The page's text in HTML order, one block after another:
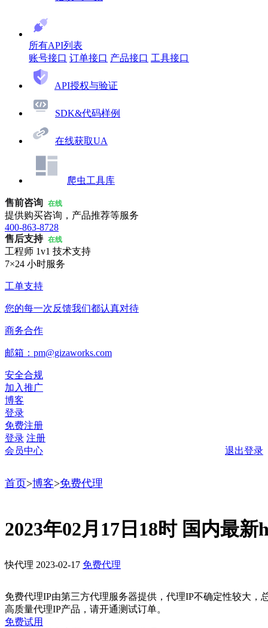
所有API列表
账号接口 订单接口 产品接口 工具接口
API授权与验证
SDK&代码样例
在线获取UA
爬虫工具库
售前咨询 在线
提供购买咨询，产品推荐等服务
400-863-8728
售后支持 在线
工程师 1v1 技术支持
7×24 小时服务
工单支持
您的每一次反馈我们都认真对待
商务合作
邮箱：pm@gizaworks.com
安全合规
加入推广
博客
登录
免费注册
登录 注册
会员中心
退出登录
首页>博客>免费代理
2023年02月17日18时 国内最
快代理 2023-02-17 免费代理
免费代理IP由第三方代理服务器提供，代理IP不确定性较大，
高质量代理IP产品，请开通测试订单。
免费试用